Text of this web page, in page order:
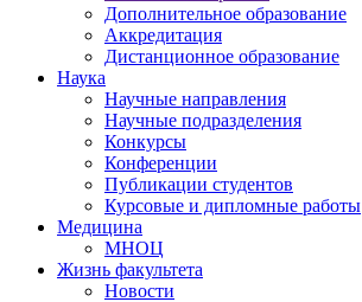
Дополнительное образование
Аккредитация
Дистанционное образование
Наука
Научные направления
Научные подразделения
Конкурсы
Конференции
Публикации студентов
Курсовые и дипломные работы
Медицина
МНОЦ
Жизнь факультета
Новости